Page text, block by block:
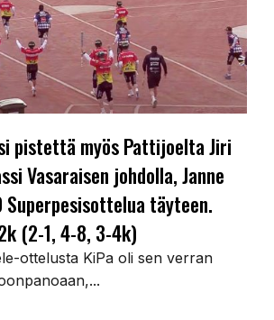
pistettä myös Pattijoelta Jiri
Vasaraisen johdolla, Janne
Superpesisottelua täyteen.
(2-1, 4-8, 3-4k)
ottelusta KiPa oli sen verran